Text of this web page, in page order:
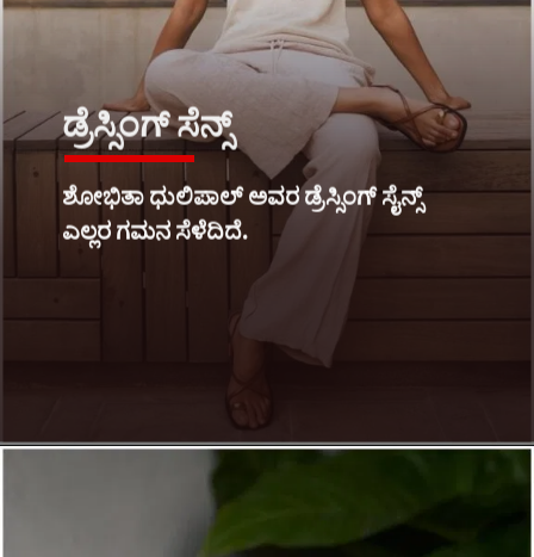
ಡ್ರೆಸ್ಸಿಂಗ್ ಸೆನ್ಸ್
ಶೋಭಿತಾ ಧುಲಿಪಾಲ್ ಅವರ ಡ್ರೆಸ್ಸಿಂಗ್ ಸೈನ್ಸ್
ಎಲ್ಲರ ಗಮನ ಸೆಳೆದಿದೆ.